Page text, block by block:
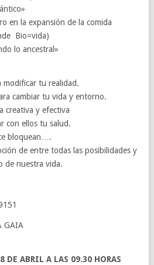
en la expansión de la comida
Bio=vida)
lo ancestral»
modificar tu realidad.
cambiar tu vida y entorno.
creativa y efectiva
con ellos tu salud.
bloquean….
de entre todas las posibilidades y
de nuestra vida.
GAIA
ABRIL A LAS 09.30 HORAS